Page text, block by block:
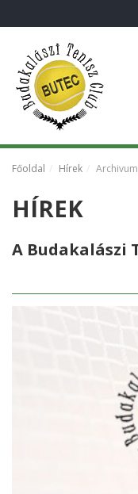
Főoldal Hírek
HÍREK
A Budakalászi
EGYESÜLETI
CSAPATOK 2026
VISSZAEMLÉKEZÉS